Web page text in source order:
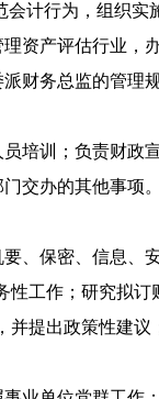
行为，组织实
产评估行业，
务总监的管理
训；负责财政宣
交办的其他事项。
保密、信息、
性工作；研究拟
并提出政策性建